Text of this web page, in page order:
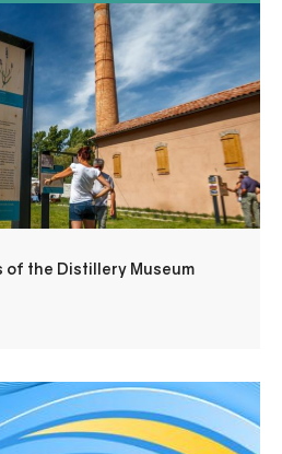
mediator, discover this former
distillery was built in 1905 by
German company.
the Distillery Museum